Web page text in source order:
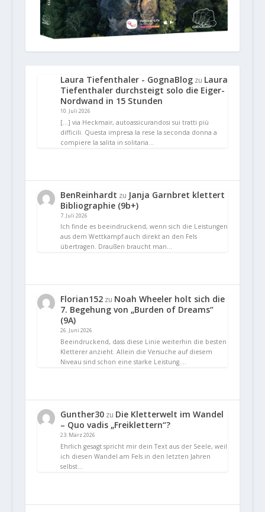
Laura Tiefenthaler - GognaBlogzu Laura
Tiefenthaler durchsteigt solo die Eiger-
Nordwand in 15 Stunden
10. Juli 2026
[…] via Heckmair, autoassicurandosi sui tratti più
difficili. Questa impresa la rese la seconda donna a
compiere la salita in solitaria…
BenReinhardt zu Janja Garnbret klettert
Bibliographie (9b+)
7. Juli 2026
Ich finde es beeindruckend, wenn sich die Leistungen
aus dem Wettkampf auch direkt an den Fels
übertragen. Draußen braucht man…
Florian152zu Noah Wheeler holt sich die
7. Begehung von „Burden of Dreams“
(9A)
26. Juni 2026
Beeindruckend, dass diese Linie weiterhin die besten
Kletterer anzieht. Allein die Versuche auf diesem
Niveau sind schon eine starke Leistung.…
Gunther30zu Die Kletterwelt im Wandel
– Quo vadis „Freiklettern“?
23. März 2026
Ehrlich gesagt spricht mir dein Text aus der Seele, weil
ich diesen Wandel am Fels in den letzten Jahren
selbst…